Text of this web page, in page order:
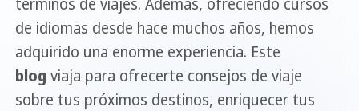
de idiomas desde hace muchos años, hemos
adquirido una enorme experiencia. Este
blog viaja para ofrecerte consejos de viaje
sobre tus próximos destinos, enriquecer tus